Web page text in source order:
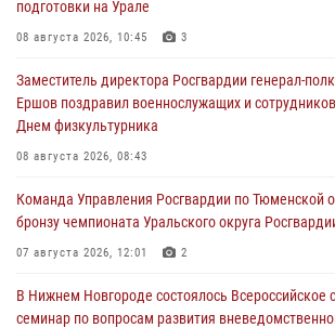
подготовки на Урале
08 августа 2026, 10:45 3
Заместитель директора Росгвардии генерал-
Ершов поздравил военнослужащих и
Днем физкультурника
08 августа 2026, 08:43
Команда Управления Росгвардии по Тюменской
бронзу чемпионата Уральского округа
07 августа 2026, 12:01 2
В Нижнем Новгороде состоялось Всероссийское
семинар по вопросам развития